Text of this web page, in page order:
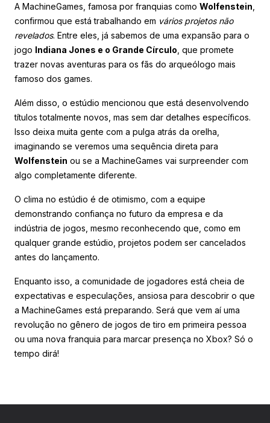
A MachineGames, famosa por franquias como Wolfenstein
confirmou que está trabalhando em vários projetos não
revelados. Entre eles, já sabemos de uma expansão para o
jogo Indiana Jones e o Grande Círculo , que promete
trazer novas aventuras para os fãs do arqueólogo mais
famoso dos games.
Além disso, o estúdio mencionou que está desenvolvendo
títulos totalmente novos, mas sem dar detalhes específicos.
Isso deixa muita gente com a pulga atrás da orelha,
imaginando se veremos uma sequência direta para
Wolfenstein ou se a MachineGames vai surpreender com
algo completamente diferente.
O clima no estúdio é de otimismo, com a equipe
demonstrando confiança no futuro da empresa e da
indústria de jogos, mesmo reconhecendo que, como em
qualquer grande estúdio, projetos podem ser cancelados
antes do lançamento.
Enquanto isso, a comunidade de jogadores está cheia de
expectativas e especulações, ansiosa para descobrir o que
a MachineGames está preparando. Será que vem aí uma
revolução no gênero de jogos de tiro em primeira pessoa
ou uma nova franquia para marcar presença no Xbox? Só o
tempo dirá!